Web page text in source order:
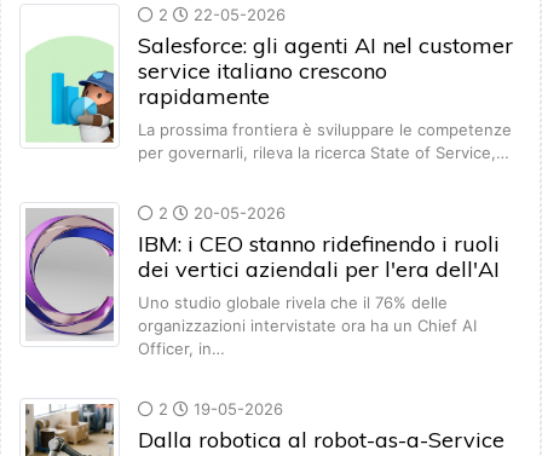
2 22-05-2026
Salesforce: gli agenti AI nel customer
service italiano crescono
rapidamente
La prossima frontiera è sviluppare le competenze
per governarli, rileva la ricerca State of Service,…
2 20-05-2026
IBM: i CEO stanno ridefinendo i ruoli
dei vertici aziendali per l'era dell'AI
Uno studio globale rivela che il 76% delle
organizzazioni intervistate ora ha un Chief AI
Officer, in…
2 19-05-2026
Dalla robotica al robot-as-a-Service